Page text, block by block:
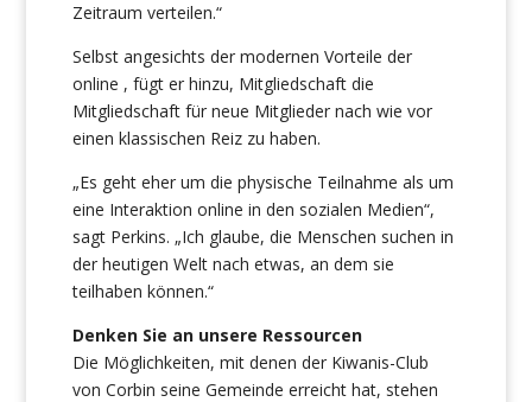
Zeitraum verteilen.“
Selbst angesichts der modernen Vorteile der
online , fügt er hinzu, Mitgliedschaft die
Mitgliedschaft für neue Mitglieder nach wie vor
einen klassischen Reiz zu haben.
„Es geht eher um die physische Teilnahme als um
eine Interaktion online in den sozialen Medien“,
sagt Perkins. „Ich glaube, die Menschen suchen in
der heutigen Welt nach etwas, an dem sie
teilhaben können.“
Denken Sie an unsere Ressourcen
Die Möglichkeiten, mit denen der Kiwanis-Club
von Corbin seine Gemeinde erreicht hat, stehen